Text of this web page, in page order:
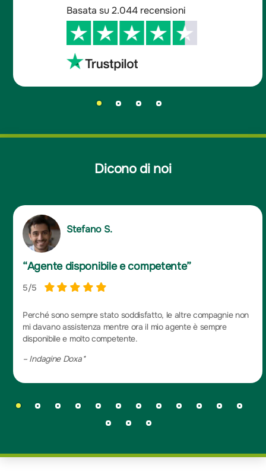
Basata su 2.044 recensioni
Dicono di noi
Stefano S.
“Agente disponibile e competente”
5/5
Perché sono sempre stato soddisfatto, le altre compagnie non
mi davano assistenza mentre ora il mio agente è sempre
disponibile e molto competente.
– Indagine Doxa*